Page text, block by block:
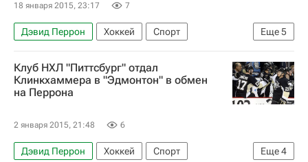
18 января 2015, 23:17 7
Еще5
Дэвид Перрон Хоккей
Спорт
Национальная хоккейная лига (НХЛ)
Нью-Йорк Рейнджерс
Питтсбург Пингвинз
Сидни Кросби
Клуб НХЛ "Питтсбург" отдал
Клинкхаммера в "Эдмонтон" в обмен
на Перрона
2 января 2015, 21:48 6
Еще4
Дэвид Перрон Хоккей
Спорт